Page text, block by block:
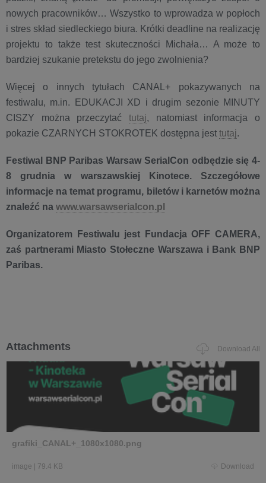
nowych pracowników… Wszystko to wprowadza w popłoch
i stres skład siedleckiego biura. Krótki deadline na realizację
projektu to także test skuteczności Michała… A może to
bardziej szukanie pretekstu do jego zwolnienia?
Więcej o innych tytułach CANAL+ pokazywanych na
festiwalu, m.in. EDUKACJI XD i drugim sezonie MINUTY
CISZY można przeczytać tutaj, natomiast informacja o
pokazie CZARNYCH STOKROTEK dostępna jest tutaj.
Festiwal BNP Paribas Warsaw SerialCon odbędzie się 4-
8 grudnia w warszawskiej Kinotece. Szczegółowe
informacje na temat programu, biletów i karnetów można
znaleźć na www.warsawserialcon.pl
Organizatorem Festiwalu jest Fundacja OFF CAMERA,
zaś partnerami Miasto Stołeczne Warszawa i Bank BNP
Paribas.
Attachments Download All
grafiki_CANAL+_1080x1080.png
image 79.4 KB Download